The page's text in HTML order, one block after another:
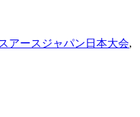
アースジャパン日本大会,